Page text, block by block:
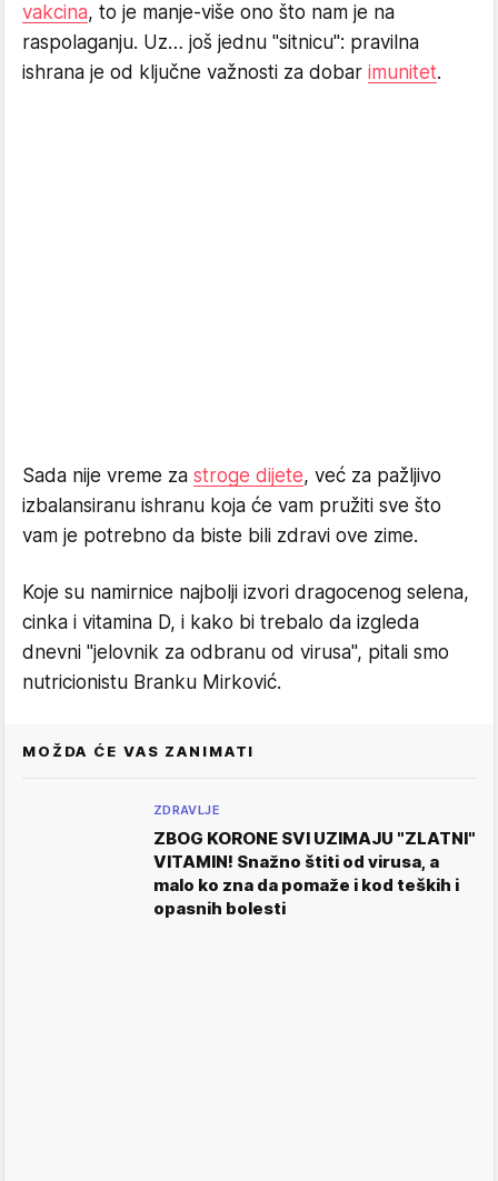
vakcina, to je manje-više ono što nam je na
raspolaganju. Uz… još jednu "sitnicu": pravilna
ishrana je od ključne važnosti za dobar imunitet.
Sada nije vreme za stroge dijete, već za pažljivo
izbalansiranu ishranu koja će vam pružiti sve što
vam je potrebno da biste bili zdravi ove zime.
Koje su namirnice najbolji izvori dragocenog selena,
cinka i vitamina D, i kako bi trebalo da izgleda
dnevni "jelovnik za odbranu od virusa", pitali smo
nutricionistu Branku Mirković.
MOŽDA ĆE VAS ZANIMATI
ZDRAVLJE
ZBOG KORONE SVI UZIMAJU "ZLATNI"
VITAMIN! Snažno štiti od virusa, a
malo ko zna da pomaže i kod teških i
opasnih bolesti